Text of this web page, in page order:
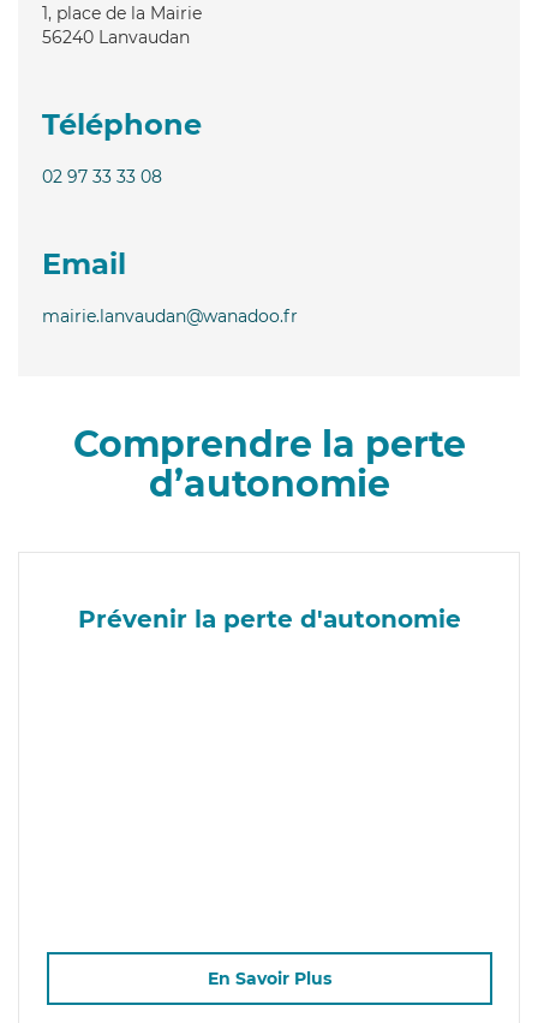
1, place de la Mairie
56240 Lanvaudan
Téléphone
02 97 33 33 08
Email
mairie.lanvaudan@wanadoo.fr
Comprendre la perte
d’autonomie
Prévenir la perte d'autonomie
En Savoir Plus